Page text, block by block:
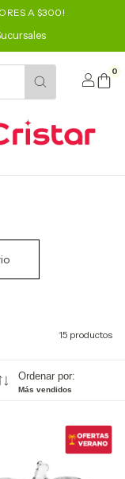
A $300!
0
15 productos
Ordenar por:
Más vendidos